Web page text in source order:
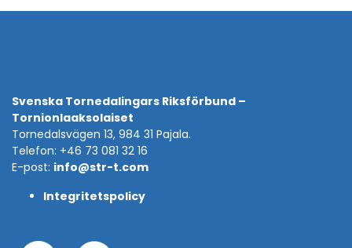
Svenska Tornedalingars Riksförbund –
Tornionlaaksolaiset
Tornedalsvägen 13, 984 31 Pajala.
Telefon: +46 73 081 32 16
E-post: info@str-t.com
Integritetspolicy